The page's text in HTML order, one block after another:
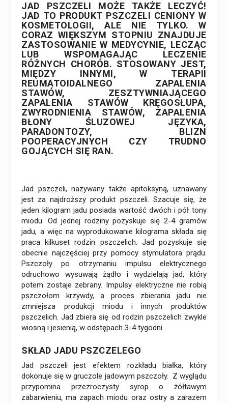
JAD PSZCZELI MOŻE TAKŻE LECZYĆ!
JAD TO PRODUKT PSZCZELI CENIONY W
KOSMETOLOGII, ALE NIE TYLKO. W
CORAZ WIĘKSZYM STOPNIU ZNAJDUJE
ZASTOSOWANIE W MEDYCYNIE, LECZĄC
LUB WSPOMAGAJĄC LECZENIE
RÓŻNYCH CHORÓB. STOSOWANY JEST,
MIĘDZY INNYMI, W TERAPII
REUMATOIDALNEGO ZAPALENIA
STAWÓW, ZESZTYWNIAJĄCEGO
ZAPALENIA STAWÓW KRĘGOSŁUPA,
ZWYRODNIENIA STAWÓW, ZAPALENIA
BŁONY ŚLUZOWEJ JĘZYKA,
PARADONTOZY, BLIZN
POOPERACYJNYCH CZY TRUDNO
GOJĄCYCH SIĘ RAN.
Jad pszczeli, nazywany także apitoksyną, uznawany
jest za najdroższy produkt pszczeli. Szacuje się, że
jeden kilogram jadu posiada wartość dwóch i pół tony
miodu. Od jednej rodziny pozyskuje się 2-4 gramów
jadu, a więc na wyprodukowanie kilograma składa się
praca kilkuset rodzin pszczelich. Jad pozyskuje się
obecnie najczęściej przy pomocy stymulatora prądu.
Pszczoły po otrzymaniu impulsu elektrycznego
odruchowo wysuwają żądło i wydzielają jad, który
potem zostaje zebrany. Impulsy elektryczne nie robią
pszczołom krzywdy, a proces zbierania jadu nie
zmniejsza produkcji miodu i innych produktów
pszczelich. Jad zbiera się od rodzin pszczelich zwykle
wiosną i jesienią, w odstępach 3-4 tygodni.
SKŁAD JADU PSZCZELEGO
Jad pszczeli jest efektem rozkładu białka, który
dokonuje się w gruczole jadowym pszczoły. Z wyglądu
przypomina przezroczysty syrop o żółtawym
zabarwieniu, ma zapach miodu oraz ostry a zarazem